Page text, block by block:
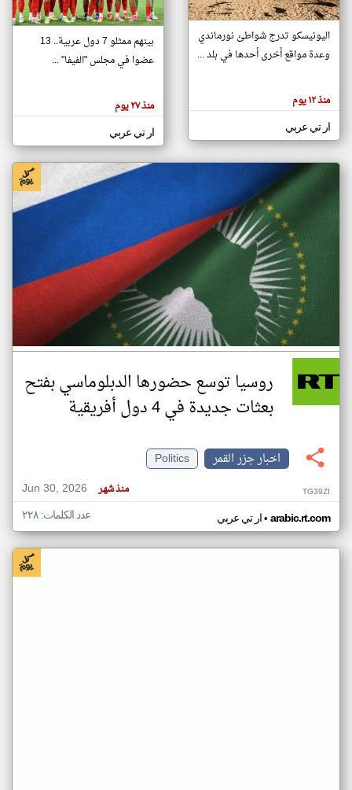
تغيير الدولة
اخبار جزر القمر على مدار الساعة
أهم اخبار جزر القمر العاجلة والمباشرة
هنا عن
وجهة
كاتبيها.
اليونيسكو تدرج شواطئ نورماندي
وعدة مواقع أخرى أحدها في بلد ...
منذ ١٢ يوم
ار تي عربي
بينهم ممثلو 7 دول عربية.. 13
عضوا في مجلس "الفيفا" ...
منذ ٢٧ يوم
ار تي عربي
روسيا توسع حضورها الدبلوماسي بفتح
بعثات جديدة في 4 دول أفريقية
اخبار جزر القمر
Politics
Jun 30, 2026
منذ شهر TG39ZI
ار تي عربي• arabic.rt.com عدد الكلمات: ٢٢٨
klyoum.com